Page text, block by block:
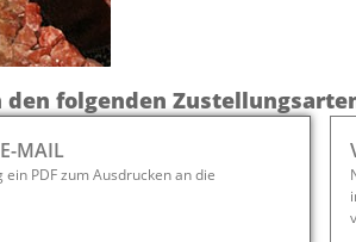
folgenden
MAIL
PDF zum Ausdrucken an die